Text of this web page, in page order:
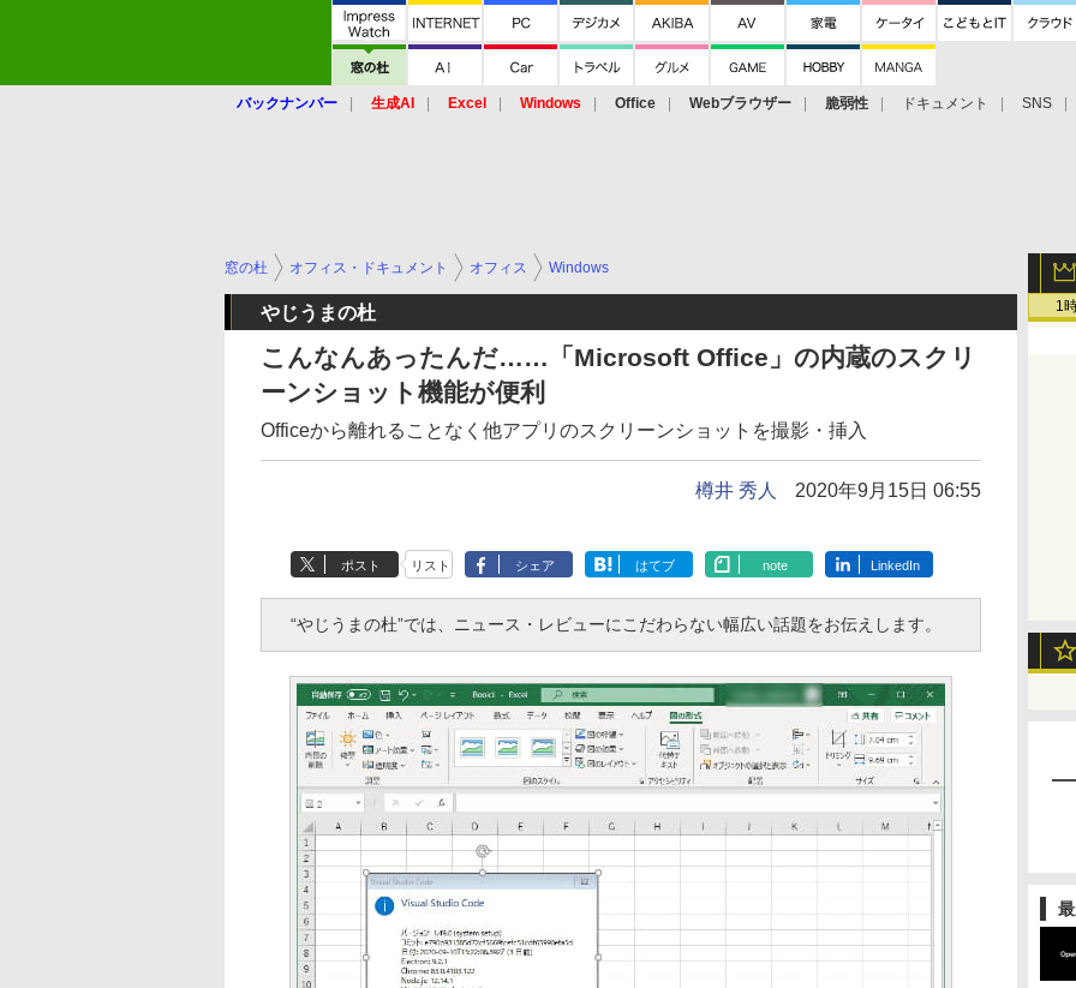
バックナンバー 生成AI Excel Windows Office Webブラウザー 脆弱性 ドキュメント SNS
1
窓の杜 オフィス・ドキュメント オフィス Windows
やじうまの杜
こんなんあったんだ……「Microsoft Office」の内蔵のスクリ
ーンショット機能が便利
Officeから離れることなく他アプリのスクリーンショットを撮影・挿入
樽井 秀人 2020年9月15日 06:55
ポスト リスト シェア はてブ note LinkedIn
“やじうまの杜”では、ニュース・レビューにこだわらない幅広い話題をお伝えします。